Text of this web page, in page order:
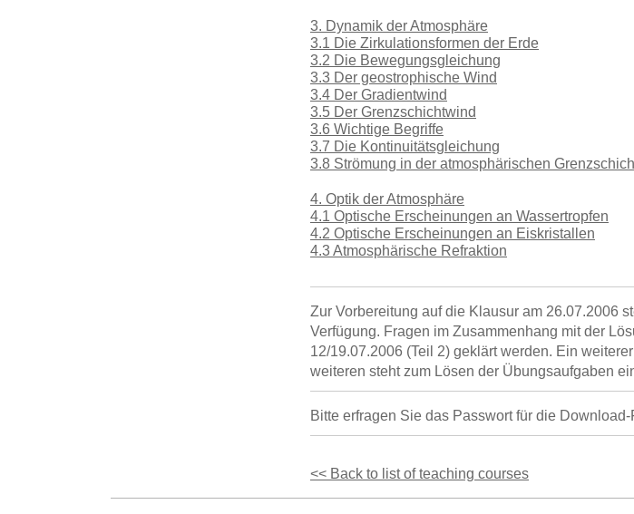
3. Dynamik der Atmosphäre
3.1 Die Zirkulationsformen der Erde
3.2 Die Bewegungsgleichung
3.3 Der geostrophische Wind
3.4 Der Gradientwind
3.5 Der Grenzschichtwind
3.6 Wichtige Begriffe
3.7 Die Kontinuitätsgleichung
3.8 Strömung in der atmosphärischen
4. Optik der Atmosphäre
4.1 Optische Erscheinungen an Wassertropfen
4.2 Optische Erscheinungen an Eiskristallen
4.3 Atmosphärische Refraktion
Zur Vorbereitung auf die Klausur am 26.07.2006
Verfügung. Fragen im Zusammenhang mit der
12/19.07.2006 (Teil 2) geklärt werden. Ein
weiteren steht zum Lösen der Übungsaufgaben
Bitte erfragen Sie das Passwort für die
<< Back to list of teaching courses